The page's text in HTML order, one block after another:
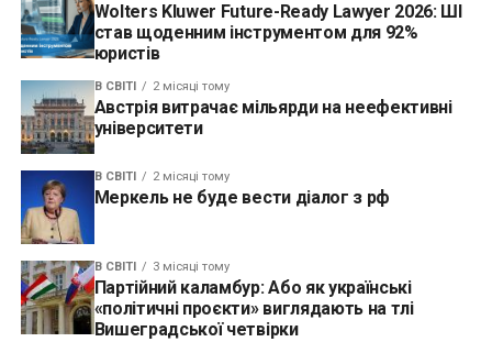
Wolters Kluwer Future-Ready Lawyer 2026: ШІ
став щоденним інструментом для 92%
юристів
В СВІТІ 2 місяці тому
Австрія витрачає мільярди на неефективні
університети
В СВІТІ 2 місяці тому
Меркель не буде вести діалог з рф
В СВІТІ 3 місяці тому
Партійний каламбур: Або як українські
«політичні проєкти» виглядають на тлі
Вишеградської четвірки